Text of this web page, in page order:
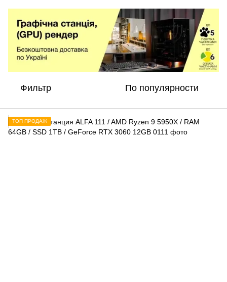
Фильтр По популярности
ТОП ПРОДАЖ